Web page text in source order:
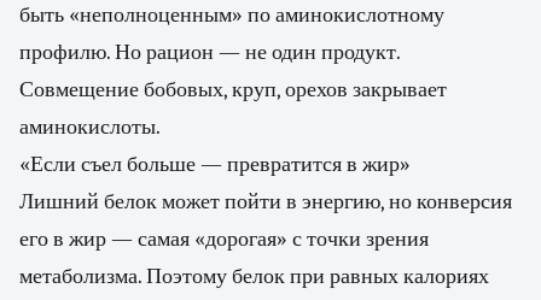
быть «неполноценным» по аминокислотному
профилю. Но рацион — не один продукт.
Совмещение бобовых, круп, орехов закрывает
аминокислоты.
«Если съел больше — превратится в жир»
Лишний белок может пойти в энергию, но конверсия
его в жир — самая «дорогая» с точки зрения
метаболизма. Поэтому белок при равных калориях